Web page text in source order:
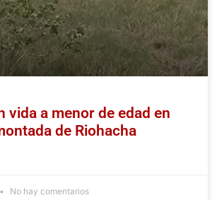
vida a menor de edad en
de Riohacha
No hay comentarios